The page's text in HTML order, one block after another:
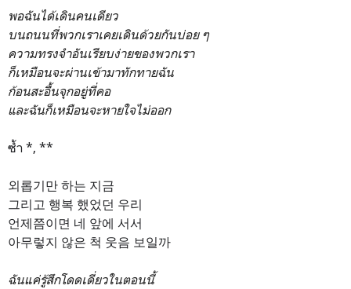
พอฉันได้เดินคนเดียว
บนถนนที่พวกเราเคยเดินด้วยกันบ่อย ๆ
ความทรงจำอันเรียบง่ายของพวกเรา
ก็เหมือนจะผ่านเข้ามาทักทายฉัน
ก้อนสะอื้นจุกอยู่ที่คอ
และฉันก็เหมือนจะหายใจไม่ออก
ซ้ำ *, **
외롭기만 하는 지금
그리고 행복 했었던 우리
언제쯤이면 네 앞에 서서
아무렇지 않은 척 웃음 보일까
ฉันแค่รู้สึกโดดเดี่ยวในตอนนี้